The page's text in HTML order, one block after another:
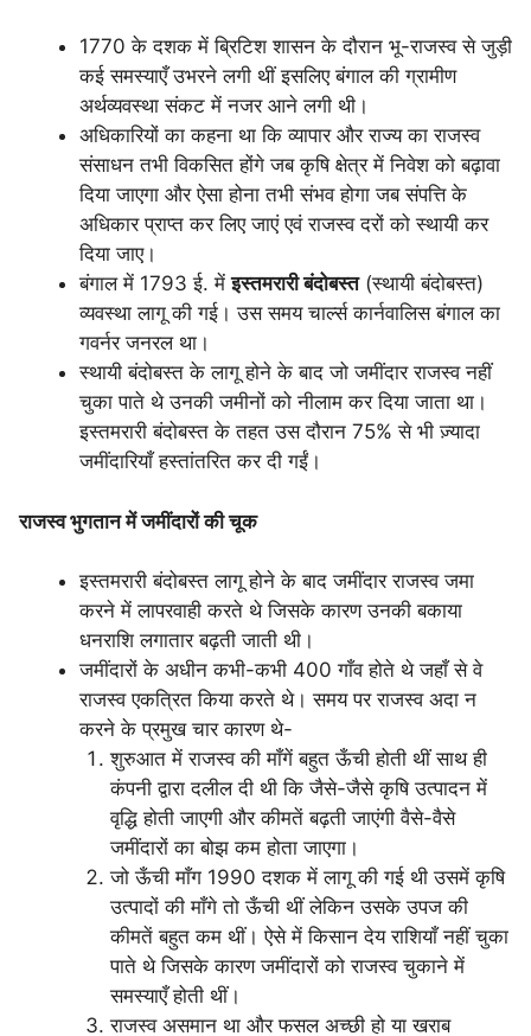
1770 के दशक में ब्रिटिश शासन के दौरान भू-राजस्व से जुड़ी
कई समस्याएँ उभरने लगी थीं इसलिए बंगाल की ग्रामीण
अर्थव्यवस्था संकट में नजर आने लगी थी।
अधिकारियों का कहना था कि व्यापार और राज्य का राजस्व
संसाधन तभी विकसित होंगे जब कृषि क्षेत्र में निवेश को बढ़ावा
दिया जाएगा और ऐसा होना तभी संभव होगा जब संपत्ति के
अधिकार प्राप्त कर लिए जाएं एवं राजस्व दरों को स्थायी कर
दिया जाए।
बंगाल में 1793 ई. मेंइस्तमरारी बंदोबस्त(स्थायी बंदोबस्त)
व्यवस्था लागू की गई। उस समय चार्ल्स कार्नवालिस बंगाल का
गवर्नर जनरल था।
स्थायी बंदोबस्त के लागू होने के बाद जो जमींदार राजस्व नहीं
चुका पाते थे उनकी जमीनों को नीलाम कर दिया जाता था।
इस्तमरारी बंदोबस्त के तहत उस दौरान 75% से भी ज़्यादा
जमींदारियाँ हस्तांतरित कर दी गईं।
राजस्व भुगतान में जमींदारों की चूक
इस्तमरारी बंदोबस्त लागू होने के बाद जमींदार राजस्व जमा
करने में लापरवाही करते थे जिसके कारण उनकी बकाया
धनराशि लगातार बढ़ती जाती थी।
जमींदारों के अधीन कभी-कभी 400 गाँव होते थे जहाँ से वे
राजस्व एकत्रित किया करते थे। समय पर राजस्व अदा न
करने के प्रमुख चार कारण थे-
शुरुआत में राजस्व की माँगें बहुत ऊँची होती थीं साथ ही
कंपनी द्वारा दलील दी थी कि जैसे-जैसे कृषि उत्पादन में
वृद्धि होती जाएगी और कीमतें बढ़ती जाएंगी वैसे-वैसे
जमींदारों का बोझ कम होता जाएगा।
जो ऊँची माँग 1990 दशक में लागू की गई थी उसमें कृषि
उत्पादों की माँगे तो ऊँची थीं लेकिन उसके उपज की
कीमतें बहुत कम थीं। ऐसे में किसान देय राशियाँ नहीं चुका
पाते थे जिसके कारण जमींदारों को राजस्व चुकाने में
समस्याएँ होती थीं।
राजस्व असमान था और फसल अच्छी हो या खराब